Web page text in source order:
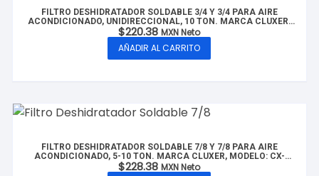
FILTRO DESHIDRATADOR SOLDABLE 3/4 Y 3/4 PARA AIRE
ACONDICIONADO, UNIDIRECCIONAL, 10 TON. MARCA CLUXER,
MODELO: CX-FDS3/4-10T
$220.38 MXN Neto
AÑADIR AL CARRITO
FILTRO DESHIDRATADOR SOLDABLE 7/8 Y 7/8 PARA AIRE
ACONDICIONADO, 5-10 TON. MARCA CLUXER, MODELO: CX-
FDS7/8-10T
$228.38 MXN Neto